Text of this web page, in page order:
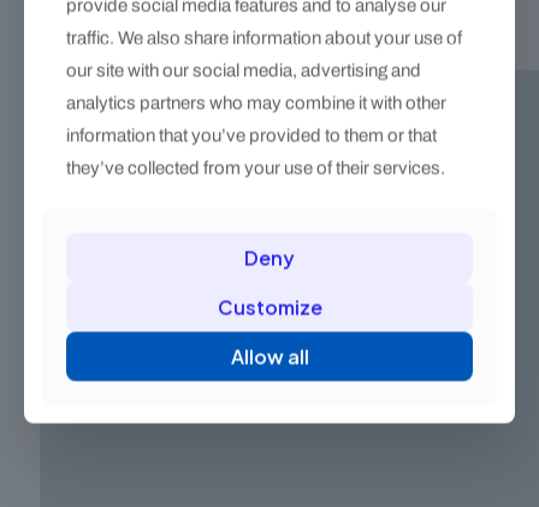
provide social media features and to analyse our
traffic. We also share information about your use of
our site with our social media, advertising and
analytics partners who may combine it with other
information that you’ve provided to them or that
they’ve collected from your use of their services.
Deny
Customize
Allow all